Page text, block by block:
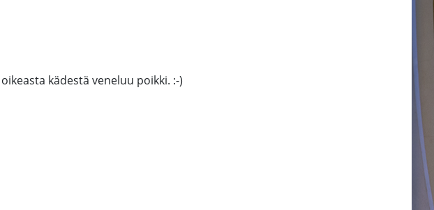
kädestä veneluu poikki. :-)